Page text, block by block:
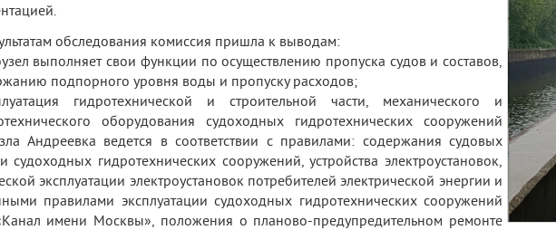
обследования комиссия пришла к выводам:
выполняет свои функции по осуществлению пропуска судов и составов,
подпорного уровня воды и пропуску расходов;
гидротехнической и строительной части, механического и
оборудования судоходных гидротехнических сооружений
Андреевка ведется в соответствии с правилами: содержания судовых
судоходных гидротехнических сооружений, устройства электроустановок,
эксплуатации электроустановок потребителей электрической энергии и
правилами эксплуатации судоходных гидротехнических сооружений
имени Москвы», положения о планово-предупредительном ремонте